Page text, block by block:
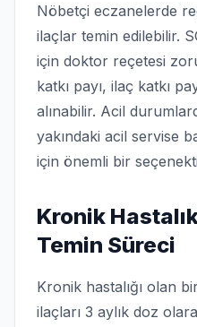
Nöbetçi eczanelerde
ilaçlar temin edilebilir.
için doktor reçetesi
katkı payı, ilaç katkı
alınabilir. Acil
yakındaki acil servise
için önemli bir
Kronik
Temin Süreci
Kronik hastalığı olan
ilaçları 3 aylık doz